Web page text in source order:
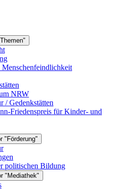
NRW
/ Gedenkstätten
Friedenspreis für Kinder- und
"Förderung"
politischen Bildung
"Mediathek"